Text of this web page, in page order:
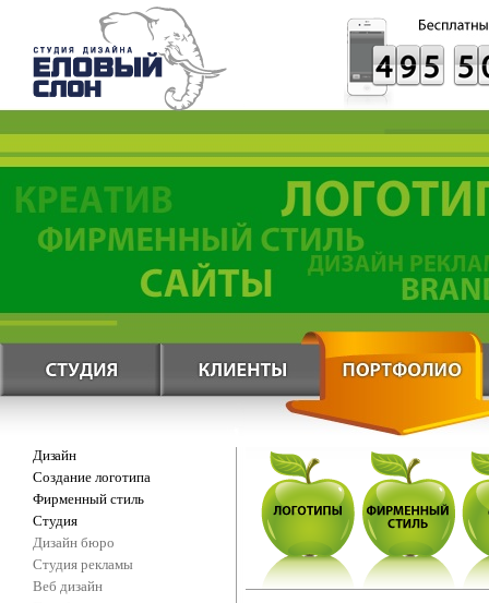
Дизайн
Создание логотипа
Фирменный стиль
Студия
Дизайн бюро
Студия рекламы
Веб дизайн